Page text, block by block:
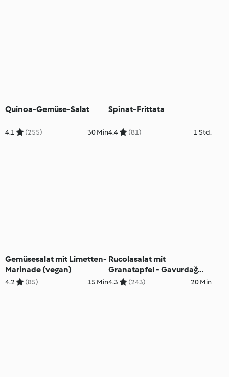
Quinoa-Gemüse-Salat
4.1 (255) 30 Min
Spinat-Frittata
4.4 (81) 1 Std.
Gemüsesalat mit Limetten-
Marinade (vegan)
4.2 (85) 15 Min
Rucolasalat mit
Granatapfel - Gavurdağ
Salatası
4.3 (243) 20 Min